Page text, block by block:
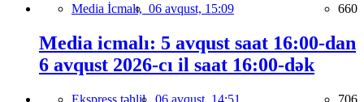
Media İcmalı, 06 avqust, 15:09 660
Media icmalı: 5 avqust saat 16:00-dan
6 avqust 2026-cı il saat 16:00-dək
Ekspress təhlil, 06 avqust, 14:51 706